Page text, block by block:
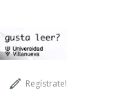
Regístrate!